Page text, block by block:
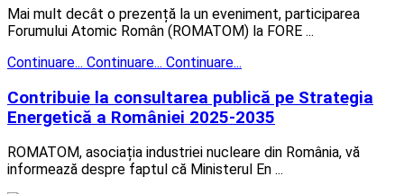
Mai mult decât o prezență la un eveniment, participarea
Forumului Atomic Român (ROMATOM) la FORE ...
Continuare... Continuare... Continuare...
Contribuie la consultarea publică pe Strategia
Energetică a României 2025-2035
ROMATOM, asociația industriei nucleare din România, vă
informează despre faptul că Ministerul En ...